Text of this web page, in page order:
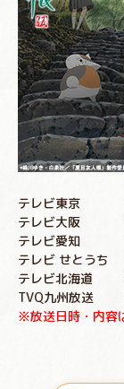
テレビ東京 10
テレビ大阪 10
テレビ愛知 10
テレビ せとうち
テレビ北海道
TVQ九州放送
※放送日時・内容